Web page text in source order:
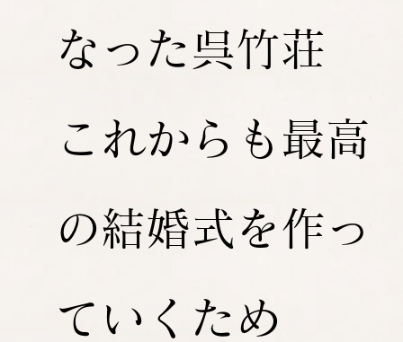
なった呉竹荘
これからも最高
の結婚式を作っ
ていくため